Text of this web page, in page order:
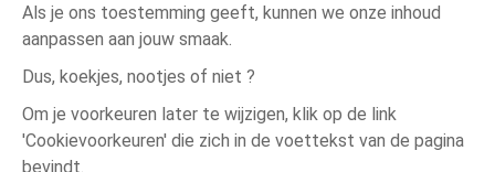
Als je ons toestemming geeft, kunnen we onze inhoud
aanpassen aan jouw smaak.
Dus, koekjes, nootjes of niet ?
Om je voorkeuren later te wijzigen, klik op de link
'Cookievoorkeuren' die zich in de voettekst van de pagina
bevindt.
Beige Beige
6
Algemene verkoopsvoorwaarden
Wettelijke bepalingen
Persoonsgegevens